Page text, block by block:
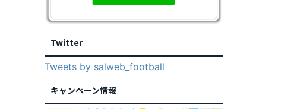
Twitter
Tweets by salweb_football
キャンペーン情報